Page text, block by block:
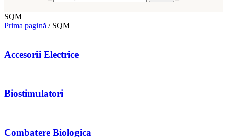
SQM
Prima pagină / SQM
Accesorii Electrice
Biostimulatori
Combatere Biologica